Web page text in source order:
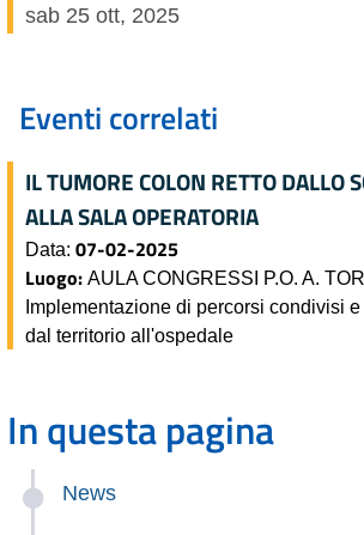
sab 25 ott, 2025
Eventi correlati
IL TUMORE COLON RETTO DALLO
ALLA SALA OPERATORIA
Data: 07-02-2025
Luogo: AULA CONGRESSI P.O. A.
Implementazione di percorsi condivisi
dal territorio all'ospedale
In questa pagina
News